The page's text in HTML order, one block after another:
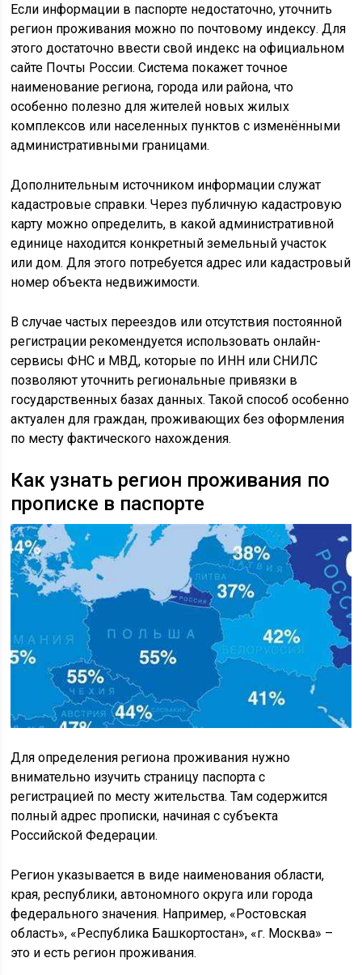
Если информации в паспорте недостаточно, уточнить
регион проживания можно по почтовому индексу. Для
этого достаточно ввести свой индекс на официальном
сайте Почты России. Система покажет точное
наименование региона, города или района, что
особенно полезно для жителей новых жилых
комплексов или населенных пунктов с изменёнными
административными границами.
Дополнительным источником информации служат
кадастровые справки. Через публичную кадастровую
карту можно определить, в какой административной
единице находится конкретный земельный участок
или дом. Для этого потребуется адрес или кадастровый
номер объекта недвижимости.
В случае частых переездов или отсутствия постоянной
регистрации рекомендуется использовать онлайн-
сервисы ФНС и МВД, которые по ИНН или СНИЛС
позволяют уточнить региональные привязки в
государственных базах данных. Такой способ особенно
актуален для граждан, проживающих без оформления
по месту фактического нахождения.
Как узнать регион проживания по
прописке в паспорте
Для определения региона проживания нужно
внимательно изучить страницу паспорта с
регистрацией по месту жительства. Там содержится
полный адрес прописки, начиная с субъекта
Российской Федерации.
Регион указывается в виде наименования области,
края, республики, автономного округа или города
федерального значения. Например, «Ростовская
область», «Республика Башкортостан», «г. Москва» –
это и есть регион проживания.